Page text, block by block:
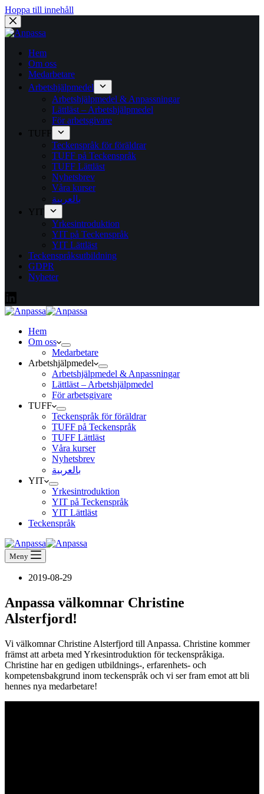
Hoppa till innehåll
Hem
Om oss
Medarbetare
Arbetshjälpmedel
Arbetshjälpmedel & Anpassningar
Lättläst – Arbetshjälpmedel
För arbetsgivare
TUFF
Teckenspråk för föräldrar
TUFF på Teckenspråk
TUFF Lättläst
Nyhetsbrev
Våra kurser
بالعربية
YIT
Yrkesintroduktion
YIT på Teckenspråk
YIT Lättläst
Teckenspråksutbildning
GDPR
Nyheter
Hem
Om oss
Medarbetare
Arbetshjälpmedel
Arbetshjälpmedel & Anpassningar
Lättläst – Arbetshjälpmedel
För arbetsgivare
TUFF
Teckenspråk för föräldrar
TUFF på Teckenspråk
TUFF Lättläst
Våra kurser
Nyhetsbrev
بالعربية
YIT
Yrkesintroduktion
YIT på Teckenspråk
YIT Lättläst
Teckenspråk
Meny
2019-08-29
Anpassa välkomnar Christine
Alsterfjord!
Vi välkomnar Christine Alsterfjord till Anpassa. Christine kommer
främst att arbeta med Yrkesintroduktion för teckenspråkiga.
Christine har en gedigen utbildnings-, erfarenhets- och
kompetensbakgrund inom teckenspråk och vi ser fram emot att bli
hennes nya medarbetare!